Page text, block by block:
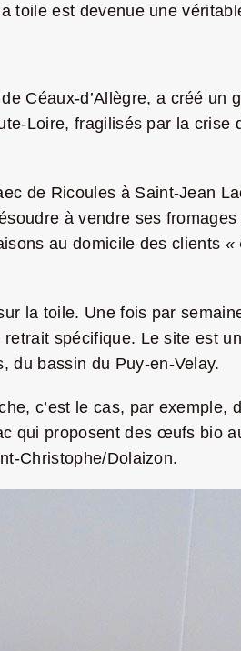
toile est devenue une
Céaux-d’Allègre, a créé un
Loire, fragilisés par la crise
de Ricoules à Saint-Jean
à vendre ses
au domicile des clients «
la toile. Une fois par
spécifique. Le site est
du bassin du Puy-en-Velay.
c’est le cas, par
qui proposent des œufs bio
Christophe/Dolaizon.